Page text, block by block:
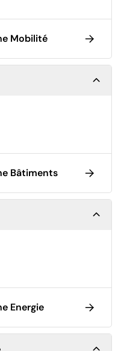
Mobilité
Bâtiments
Energie